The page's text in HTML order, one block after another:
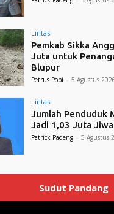
Lintas
Pemkab Sikka
Juta untuk
Blupur
Petrus Popi - 5 Agustus
Lintas
Jumlah Penduduk
Jadi 1,03 Juta Jiwa
Patrick Padeng - 5 Agustus
Sudut Pandang